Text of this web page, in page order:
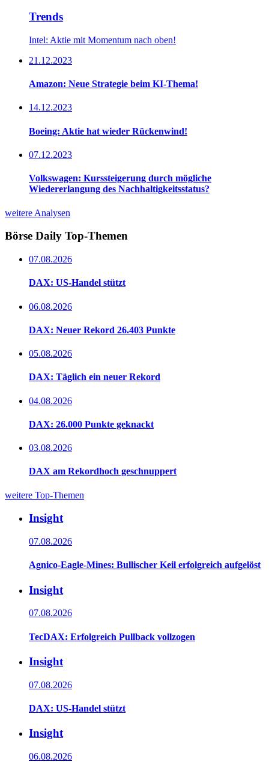
Trends
Intel: Aktie mit Momentum nach oben!
21.12.2023
Amazon: Neue Strategie beim KI-Thema!
14.12.2023
Boeing: Aktie hat wieder Rückenwind!
07.12.2023
Volkswagen: Kurssteigerung durch mögliche
Wiedererlangung des Nachhaltigkeitsstatus?
weitere Analysen
Börse Daily Top-Themen
07.08.2026
DAX: US-Handel stützt
06.08.2026
DAX: Neuer Rekord 26.403 Punkte
05.08.2026
DAX: Täglich ein neuer Rekord
04.08.2026
DAX: 26.000 Punkte geknackt
03.08.2026
DAX am Rekordhoch geschnuppert
weitere Top-Themen
Insight
07.08.2026
Agnico-Eagle-Mines: Bullischer Keil erfolgreich aufgelöst
Insight
07.08.2026
TecDAX: Erfolgreich Pullback vollzogen
Insight
07.08.2026
DAX: US-Handel stützt
Insight
06.08.2026